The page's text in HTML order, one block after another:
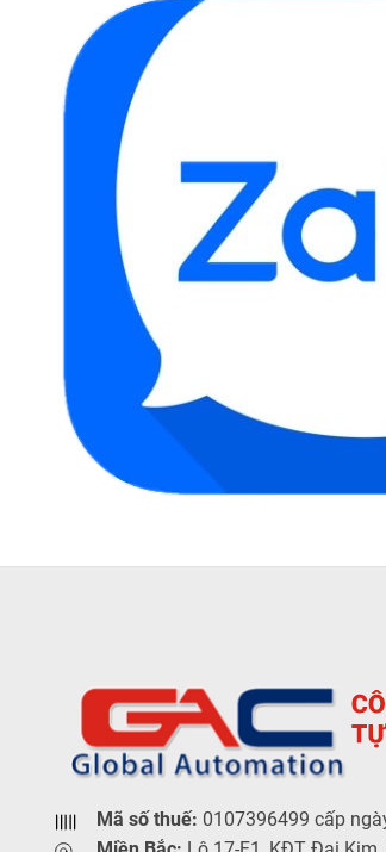
Mã số thuế: 0107396499 cấp